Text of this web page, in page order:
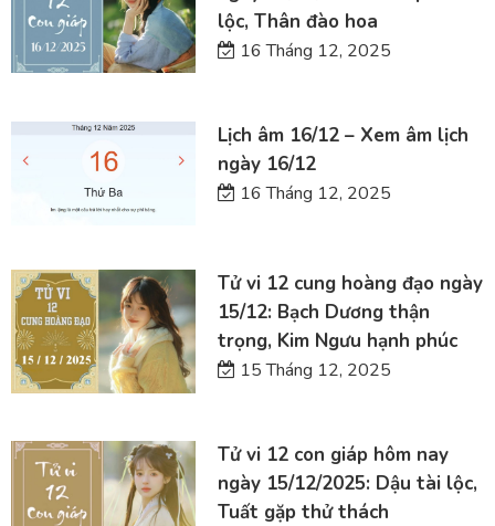
lộc, Thân đào hoa
16 Tháng 12, 2025
Lịch âm 16/12 – Xem âm lịch
ngày 16/12
16 Tháng 12, 2025
Tử vi 12 cung hoàng đạo ngày
15/12: Bạch Dương thận
trọng, Kim Ngưu hạnh phúc
15 Tháng 12, 2025
Tử vi 12 con giáp hôm nay
ngày 15/12/2025: Dậu tài lộc,
Tuất gặp thử thách